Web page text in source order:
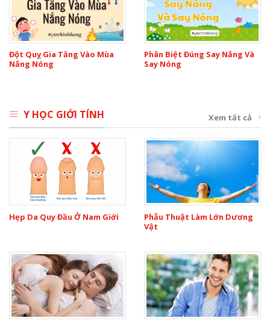
Đột Quỵ Gia Tăng Vào Mùa
Nắng Nóng
Phân Biệt Đúng Say Nắng Và
Say Nóng
Y HỌC GIỚI TÍNH Xem tất cả
Hẹp Da Quy Đầu Ở Nam Giới
Phẫu Thuật Làm Lớn Dương
Vật